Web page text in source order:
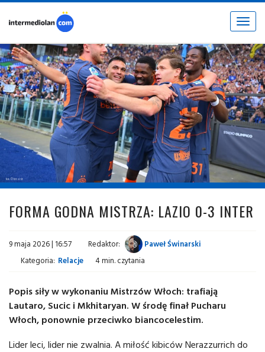
Toggle
fot. © Inter.it
FORMA GODNA MISTRZA: LAZIO 0-3 INTER
9 maja 2026 | 16:57 Redaktor:
Paweł Świnarski
Kategoria: Relacje 4 min. czytania
Popis siły w wykonaniu Mistrzów Włoch: trafiają
Lautaro, Sucic i Mkhitaryan. W środę finał Pucharu
Włoch, ponownie przeciwko biancocelestim.
Lider leci, lider nie zwalnia. A miłość kibiców Nerazzurrich do